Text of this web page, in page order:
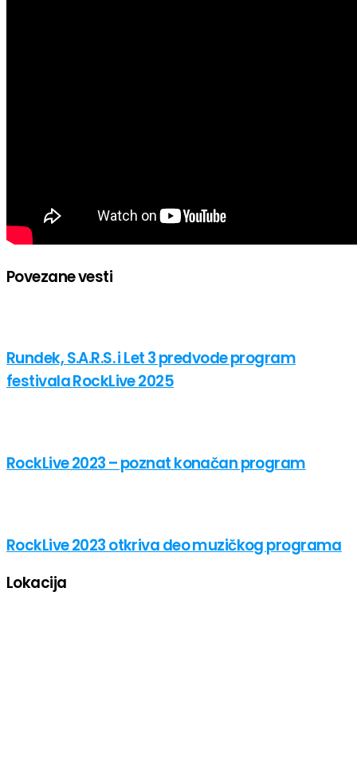
Povezane vesti
Rundek, S.A.R.S. i Let 3 predvode program
festivala RockLive 2025
RockLive 2023 – poznat konačan program
RockLive 2023 otkriva deo muzičkog programa
Lokacija